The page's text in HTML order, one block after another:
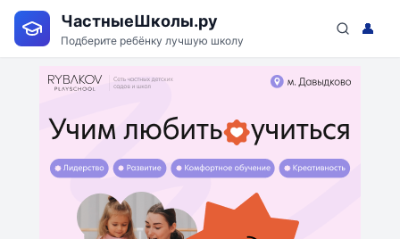
ЧастныеШколы.ру
Подберите ребёнку лучшую школу
👤